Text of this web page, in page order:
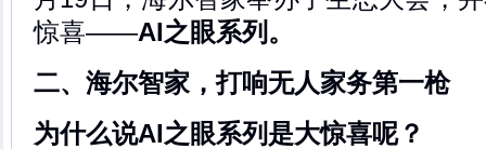
惊喜——AI之眼系列。
二、海尔智家，打响无人家务第一枪
为什么说AI之眼系列是大惊喜呢？